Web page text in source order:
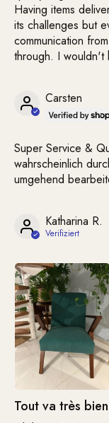
Having items
its challenges but
communication
through. I wouldn't
Carsten
Super Service &
wahrscheinlich
umgehend
Katharina R.
Tout va très